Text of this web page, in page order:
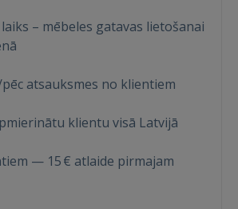
– mēbeles gatavas lietošanai
atsauksmes no klientiem
klientu visā Latvijā
— 15 € atlaide pirmajam